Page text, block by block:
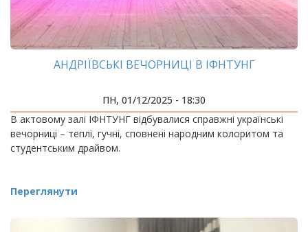
АНДРІЇВСЬКІ ВЕЧОРНИЦІ В ІФНТУНГ
ПН, 01/12/2025 - 18:30
В актовому залі ІФНТУНГ відбувалися справжні українські
вечорниці – теплі, гучні, сповнені народним колоритом та
студентським драйвом.
Переглянути